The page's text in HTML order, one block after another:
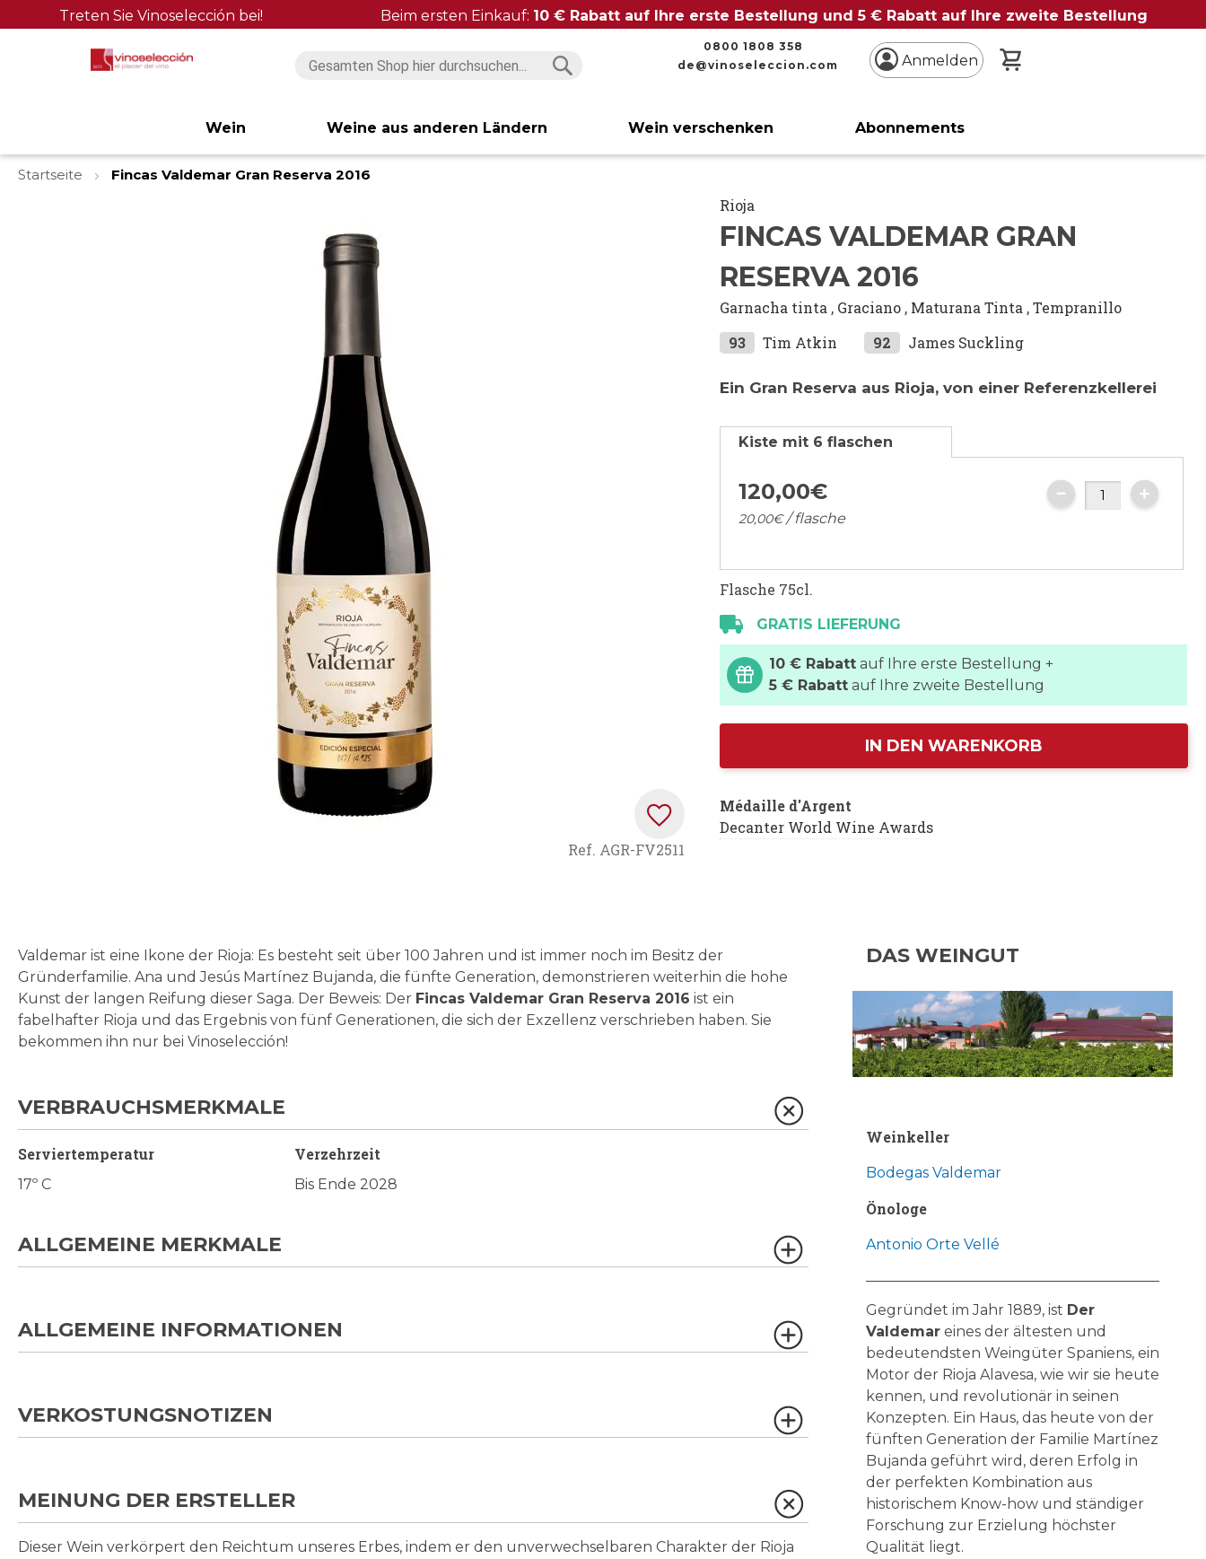
Treten Sie Vinoselección bei! Beim ersten Einkauf: 10 € Rabatt auf Ihre erste Bestellung und 5 € Rabatt auf Ihre zweite Bestellung
0800 1808 358
de@vinoseleccion.com
Anmelden
Wein Weine aus anderen Ländern Wein verschenken Abonnements
Startseite
Fincas Valdemar Gran Reserva 2016
springen
Ref. AGR-FV2511
Rioja
FINCAS VALDEMAR GRAN
RESERVA 2016
Garnacha tinta , Graciano , Maturana Tinta ,Tempranillo
93
Tim Atkin 92 James Suckling
Ein Gran Reserva aus Rioja, von einer Referenzkellerei
Kiste mit 6 flaschen
120,00€
20,00€/ flasche
Flasche 75cl.
GRATIS LIEFERUNG
10 € Rabatt auf Ihre erste Bestellung +
5 € Rabatt auf Ihre zweite Bestellung
IN DEN WARENKORB
Médaille d'Argent
Decanter World Wine Awards
Valdemar ist eine Ikone der Rioja: Es besteht seit über 100 Jahren und ist immer noch im Besitz der
Gründerfamilie. Ana und Jesús Martínez Bujanda, die fünfte Generation, demonstrieren weiterhin die hohe
Kunst der langen Reifung dieser Saga. Der Beweis: Der Fincas Valdemar Gran Reserva 2016 ist ein
fabelhafter Rioja und das Ergebnis von fünf Generationen, die sich der Exzellenz verschrieben haben. Sie
bekommen ihn nur bei Vinoselección!
VERBRAUCHSMERKMALE
Serviertemperatur
17º C
Verzehrzeit
Bis Ende 2028
ALLGEMEINE MERKMALE
ALLGEMEINE INFORMATIONEN
VERKOSTUNGSNOTIZEN
MEINUNG DER ERSTELLER
Dieser Wein verkörpert den Reichtum unseres Erbes, indem er den unverwechselbaren Charakter der Rioja
DAS WEINGUT
Weinkeller
Bodegas Valdemar
Önologe
Antonio Orte Vellé
Gegründet im Jahr 1889, ist Der
Valdemareines der ältesten und
bedeutendsten Weingüter Spaniens, ein
Motor der Rioja Alavesa, wie wir sie heute
kennen, und revolutionär in seinen
Konzepten. Ein Haus, das heute von der
fünften Generation der Familie Martínez
Bujanda geführt wird, deren Erfolg in
der perfekten Kombination aus
historischem Know-how und ständiger
Forschung zur Erzielung höchster
Qualität liegt.